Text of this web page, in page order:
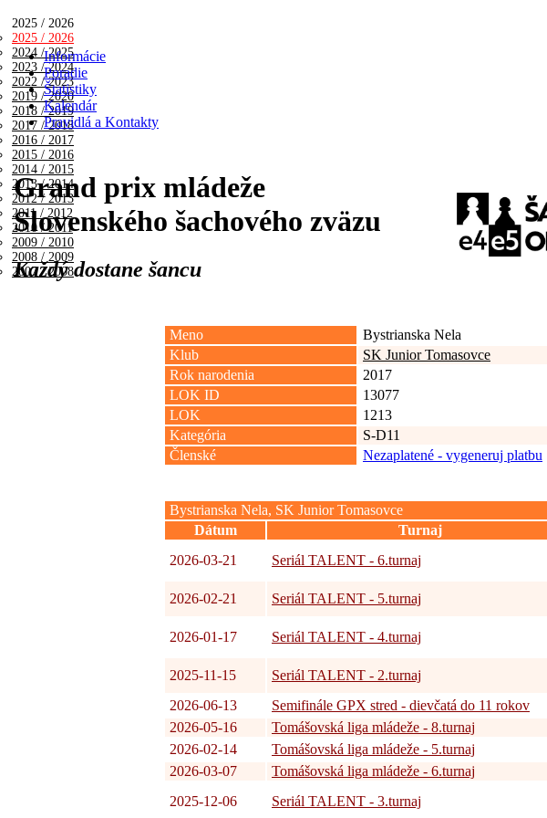
2025 / 2026
2025 / 2026
2024 / 2025
2023 / 2024
2022 / 2023
2019 / 2020
2018 / 2019
2017 / 2018
2016 / 2017
2015 / 2016
2014 / 2015
2013 / 2014
2012 / 2013
2011 / 2012
2010 / 2011
2009 / 2010
2008 / 2009
2007 / 2008
Informácie
Poradie
Štatistiky
Kalendár
Pravidlá a Kontakty
Grand prix mládeže
Slovenského šachového zväzu
Každý dostane šancu
Meno
Bystrianska Nela
Klub
SK Junior Tomasovce
Rok narodenia
2017
LOK ID
13077
LOK
1213
Kategória
S-D11
Členské
Nezaplatené - vygeneruj platbu
Bystrianska Nela, SK Junior Tomasovce
Dátum
Turnaj
2026-03-21
Seriál TALENT - 6.turnaj
2026-02-21 Seriál TALENT - 5.turnaj
2026-01-17 Seriál TALENT - 4.turnaj
2025-11-15 Seriál TALENT - 2.turnaj
2026-06-13
Semifinále GPX stred - dievčatá do 11 rokov
2026-05-16
Tomášovská liga mládeže - 8.turnaj
2026-02-14
Tomášovská liga mládeže - 5.turnaj
2026-03-07
Tomášovská liga mládeže - 6.turnaj
2025-12-06
Seriál TALENT - 3.turnaj